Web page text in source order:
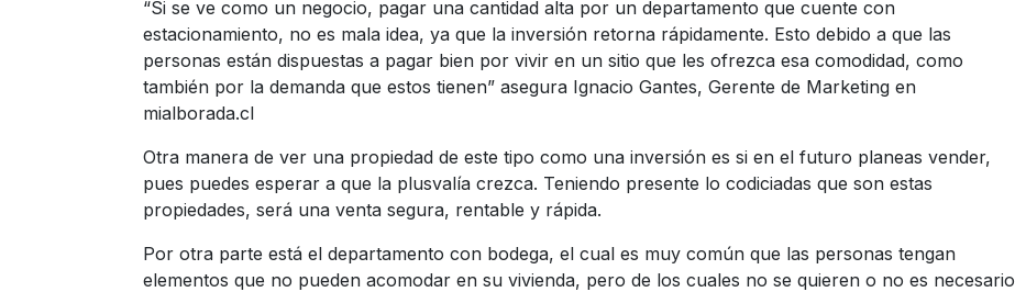
“Si se ve como un negocio, pagar una cantidad alta por un departamento que cuente con
estacionamiento, no es mala idea, ya que la inversión retorna rápidamente. Esto debido a que las
personas están dispuestas a pagar bien por vivir en un sitio que les ofrezca esa comodidad, como
también por la demanda que estos tienen” asegura Ignacio Gantes, Gerente de Marketing en
mialborada.cl
Otra manera de ver una propiedad de este tipo como una inversión es si en el futuro planeas vender,
pues puedes esperar a que la plusvalía crezca. Teniendo presente lo codiciadas que son estas
propiedades, será una venta segura, rentable y rápida.
Por otra parte está el departamento con bodega, el cual es muy común que las personas tengan
elementos que no pueden acomodar en su vivienda, pero de los cuales no se quieren o no es necesario